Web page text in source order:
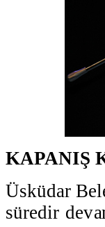
KAPANIŞ
Üsküdar
süredir